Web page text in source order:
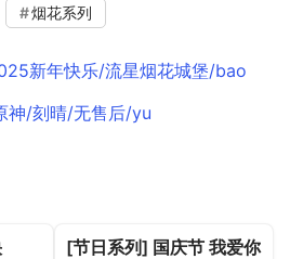
烟花系列
新年快乐/流星烟花城堡/bao
神/刻晴/无售后/yu
[节日系列] 国庆节 我爱你